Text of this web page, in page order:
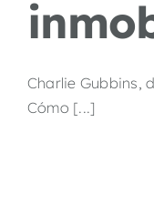
Charlie Gubbins,
Cómo [...]